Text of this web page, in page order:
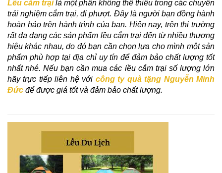
Lều cắm trại là một phần không thể thiếu trong các chuyến
trải nghiệm cắm trại, đi phượt. Đây là người bạn đồng hành
hoàn hảo trên hành trình của bạn. Hiện nay, trên thị trường
rất đa dạng các sản phẩm lều cắm trại đến từ nhiều thương
hiệu khác nhau, do đó bạn cần chọn lựa cho mình một sản
phẩm phù hợp tại địa chỉ uy tín để đảm bảo chất lượng tốt
nhất nhé. Nếu bạn cần mua các lều cắm trại số lượng lớn
hãy trực tiếp liên hệ với công ty quà tặng Nguyễn Minh
Đức để được giá tốt và đảm bảo chất lượng.